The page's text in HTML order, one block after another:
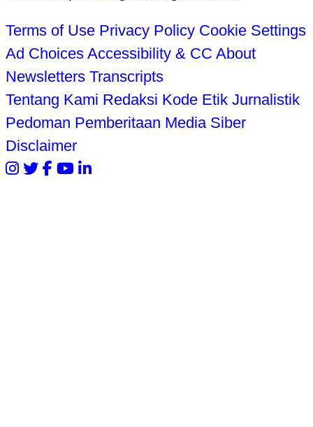
Terms of Use Privacy Policy Cookie Settings
Ad Choices Accessibility & CC About
Newsletters Transcripts
Tentang Kami Redaksi Kode Etik Jurnalistik
Pedoman Pemberitaan Media Siber
Disclaimer